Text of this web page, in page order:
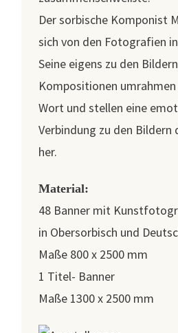
Der sorbische Komponist
sich von den Fotografien
Seine eigens zu den
Kompositionen
Wort und stellen eine
Verbindung zu den Bildern
her.
Material:
48 Banner mit
in Obersorbisch und
Maße 800 x 2500 mm
1 Titel- Banner
Maße 1300 x 2500 mm